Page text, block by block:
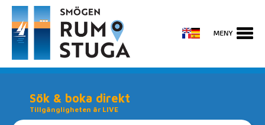
Sök & boka direkt
Tillgängligheten är LIVE